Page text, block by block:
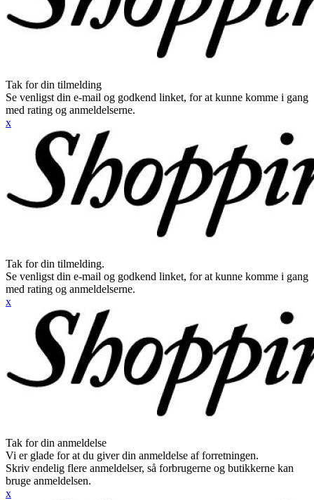
Tak for din tilmelding
Se venligst din e-mail og godkend linket, for at kunne komme i gang
med rating og anmeldelserne.
x
Tak for din tilmelding.
Se venligst din e-mail og godkend linket, for at kunne komme i gang
med rating og anmeldelserne.
x
Tak for din anmeldelse
Vi er glade for at du giver din anmeldelse af forretningen.
Skriv endelig flere anmeldelser, så forbrugerne og butikkerne kan
bruge anmeldelsen.
x